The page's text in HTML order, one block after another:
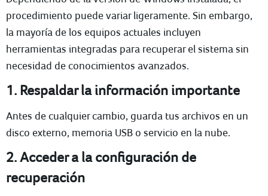
procedimiento puede variar ligeramente. Sin embargo,
la mayoría de los equipos actuales incluyen
herramientas integradas para recuperar el sistema sin
necesidad de conocimientos avanzados.
1. Respaldar la información importante
Antes de cualquier cambio, guarda tus archivos en un
disco externo, memoria USB o servicio en la nube.
2. Acceder a la configuración de
recuperación